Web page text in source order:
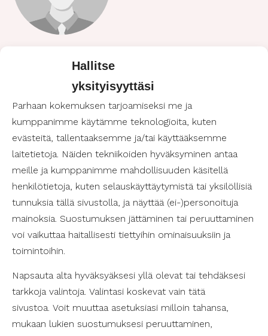
Hallitse
yksityisyyttäsi
Parhaan kokemuksen tarjoamiseksi me ja
kumppanimme käytämme teknologioita, kuten
evästeitä, tallentaaksemme ja/tai käyttääksemme
laitetietoja. Näiden tekniikoiden hyväksyminen antaa
meille ja kumppanimme mahdollisuuden käsitellä
henkilötietoja, kuten selauskäyttäytymistä tai yksilöllisiä
tunnuksia tällä sivustolla, ja näyttää (ei-)personoituja
mainoksia. Suostumuksen jättäminen tai peruuttaminen
voi vaikuttaa haitallisesti tiettyihin ominaisuuksiin ja
toimintoihin.
Napsauta alta hyväksyäksesi yllä olevat tai tehdäksesi
tarkkoja valintoja. Valintasi koskevat vain tätä
sivustoa. Voit muuttaa asetuksiasi milloin tahansa,
mukaan lukien suostumuksesi peruuttaminen,
koordinoinnistaEtelä-Pirkanmaan kunnissa
sitten avustajaa Valkeakoskelta, Akaasta tai Lempäälästä,
olen täällä sinua varten. Voit laittaa minulle viestiä,
soittaa tai täyttää asiakaslomakkeen verkkosivuillamme.
Ota matalalla kynnyksellä yhteyttä, niin katsotaan
Jacob Flemmich
jacob.flemmich@suomenavustajapalvelut.fi
040 661 2250
Paljon vapaita avustajia!